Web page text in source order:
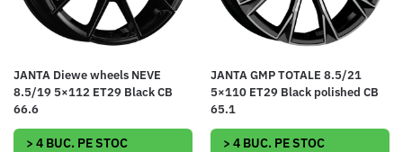
JANTA Diewe wheels NEVE
8.5/19 5×112 ET29 Black CB
66.6
> 4 BUC. PE STOC
JANTA GMP TOTALE 8.5/21
5×110 ET29 Black polished CB
65.1
> 4 BUC. PE STOC